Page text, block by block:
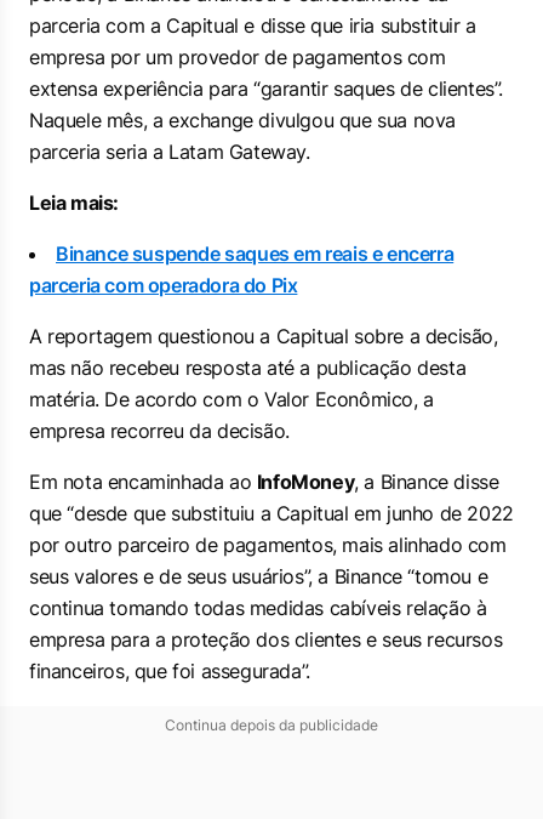
parceria com a Capitual e disse que iria substituir a
empresa por um provedor de pagamentos com
extensa experiência para “garantir saques de clientes”.
Naquele mês, a exchange divulgou que sua nova
parceria seria a Latam Gateway.
Leia mais:
Binance suspende saques em reais e encerra
parceria com operadora do Pix
A reportagem questionou a Capitual sobre a decisão,
mas não recebeu resposta até a publicação desta
matéria. De acordo com o Valor Econômico, a
empresa recorreu da decisão.
Em nota encaminhada ao InfoMoney, a Binance disse
que “desde que substituiu a Capitual em junho de 2022
por outro parceiro de pagamentos, mais alinhado com
seus valores e de seus usuários”, a Binance “tomou e
continua tomando todas medidas cabíveis relação à
empresa para a proteção dos clientes e seus recursos
financeiros, que foi assegurada”.
Continua depois da publicidade